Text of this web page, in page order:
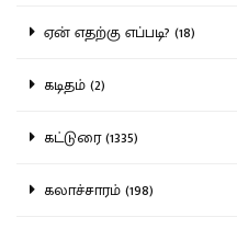
ஏன் எதற்கு எப்படி? (18)
கடிதம் (2)
கட்டுரை (1335)
கலாச்சாரம் (198)